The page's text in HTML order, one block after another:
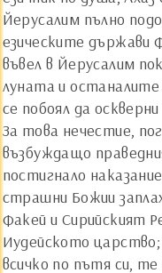
Йерусалим пълно
езическите държави
въвел в Йерусалим
луната и
се побоял да
За това нечестие,
възбуждащо
постигнало
страшни Божии
Факей и Сирийският
Иудейското
всичко по пътя си,